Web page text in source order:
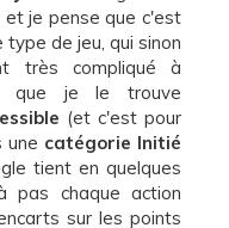
et je pense que c'est
de jeu, qui sinon
très compliqué à
que je le trouve
(et c'est pour
une catégorie Initié
tient en quelques
pas chaque action
sur les points